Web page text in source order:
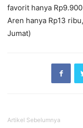
favorit hanya
Aren hanya Rp13
Jumat)
Artikel Sebelumnya